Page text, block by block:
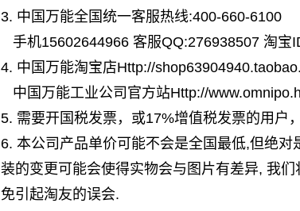
3. 中国万能全国统一客服热线:400-660-6100
手机15602644966 客服QQ:276938507 淘宝
4. 中国万能淘宝店Http://
中国万能工业公司官方站Http://
5. 需要开国税发票，或17%增值税发票的用户
6. 本公司产品单价可能不会是全国最低,但绝
装的变更可能会使得实物会与图片有差异, 我
免引起淘友的误会.